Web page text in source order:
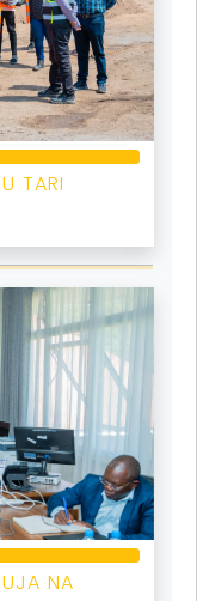
TARI
NA